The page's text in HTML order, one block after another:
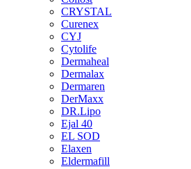
CRYSTAL
Curenex
CYJ
Cytolife
Dermaheal
Dermalax
Dermaren
DerMaxx
DR.Lipo
Ejal 40
EL SOD
Elaxen
Eldermafill